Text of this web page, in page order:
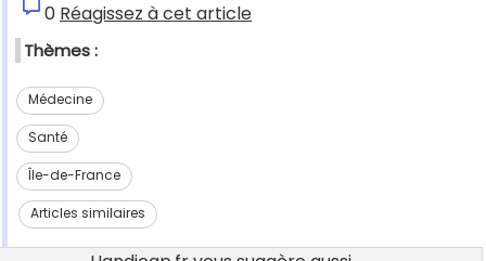
0 Réagissez à cet article
Thèmes :
Médecine
Santé
Île-de-France
Articles similaires